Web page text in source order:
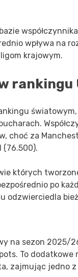
wpływa na
krajowym.
rankingu
choć za
(76.500).
których
po
odzwierciedla
na sezon 2025/
To
zajmując